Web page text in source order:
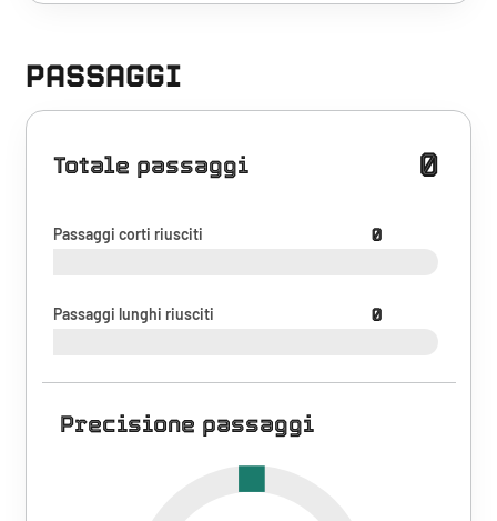
PASSAGGI
Totale passaggi 0
Passaggi corti riusciti 0
Passaggi lunghi riusciti 0
Precisione passaggi